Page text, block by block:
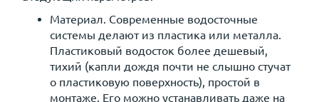
Материал. Современные водосточные
системы делают из пластика или металла.
Пластиковый водосток более дешевый,
тихий (капли дождя почти не слышно стучат
о пластиковую поверхность), простой в
монтаже. Его можно устанавливать даже на